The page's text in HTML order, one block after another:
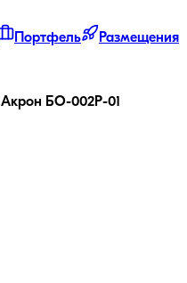
Портфель
Размещения
Акрон БО-002P-01